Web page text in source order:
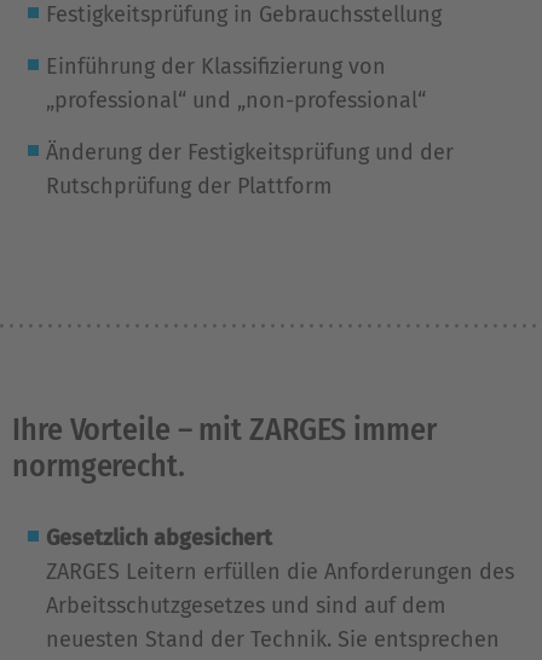
Festigkeitsprüfung in Gebrauchsstellung
Einführung der Klassifizierung von
„professional“ und „non-professional“
Änderung der Festigkeitsprüfung und der
Rutschprüfung der Plattform
Ihre Vorteile – mit ZARGES immer
normgerecht.
Gesetzlich abgesichert
ZARGES Leitern erfüllen die Anforderungen des
Arbeitsschutzgesetzes und sind auf dem
neuesten Stand der Technik. Sie entsprechen